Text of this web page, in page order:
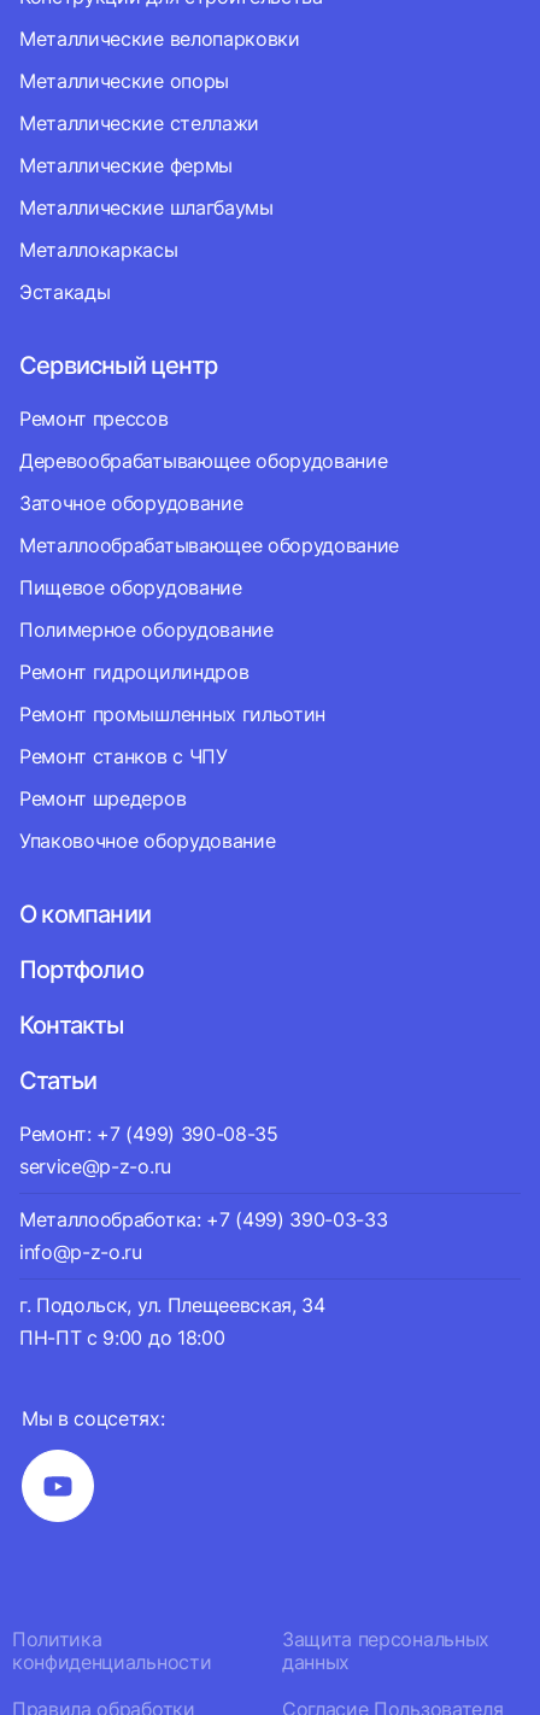
Мы в соцсетях:
Металлические велопарковки
Металлические опоры
Металлические стеллажи
Металлические фермы
Металлические шлагбаумы
Металлокаркасы
Эстакады
Сервисный центр
Ремонт прессов
Деревообрабатывающее оборудование
Заточное оборудование
Металлообрабатывающее оборудование
Пищевое оборудование
Полимерное оборудование
Ремонт гидроцилиндров
Ремонт промышленных гильотин
Ремонт станков с ЧПУ
Ремонт шредеров
Упаковочное оборудование
О компании
Портфолио
Контакты
Статьи
Ремонт: +7 (499) 390-08-35
service@p-z-o.ru
Металлообработка: +7 (499) 390-03-33
info@p-z-o.ru
г. Подольск, ул. Плещеевская, 34
ПН-ПТ с 9:00 до 18:00
Политика
конфиденциальности
Защита персональных
данных
Правила обработки
Согласие Пользователя